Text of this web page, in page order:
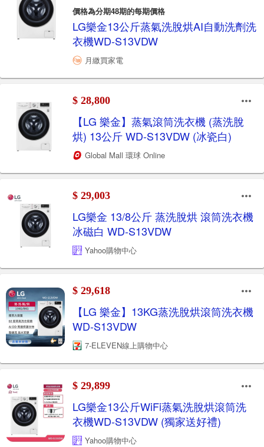
價格為分期48期的每期價格
LG樂金13公斤蒸氣洗脫烘AI自動洗劑洗
衣機WD-S13VDW
月繳買家電
$ 28,800
【LG 樂金】蒸氣滾筒洗衣機 (蒸洗脫
烘) 13公斤 WD-S13VDW (冰瓷白)
Global Mall 環球 Online
$ 29,003
LG樂金 13/8公斤 蒸洗脫烘 滾筒洗衣機
冰磁白 WD-S13VDW
Yahoo購物中心
$ 29,618
【LG 樂金】13KG蒸洗脫烘滾筒洗衣機
WD-S13VDW
7-ELEVEN線上購物中心
$ 29,899
LG樂金13公斤WiFi蒸氣洗脫烘滾筒洗
衣機WD-S13VDW (獨家送好禮)
Yahoo購物中心